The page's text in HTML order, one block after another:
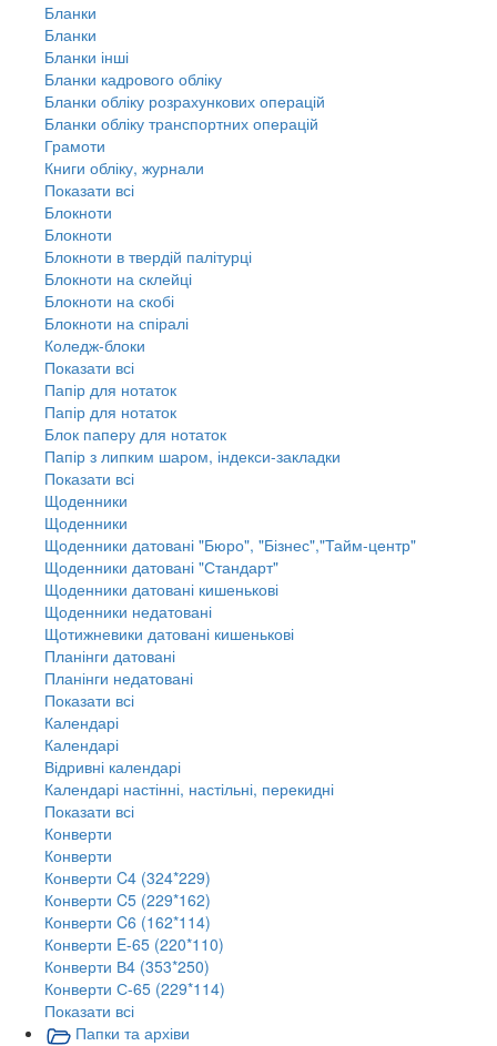
Бланки
Бланки
Бланки інші
Бланки кадрового обліку
Бланки обліку розрахункових операцій
Бланки обліку транспортних операцій
Грамоти
Книги обліку, журнали
Показати всі
Блокноти
Блокноти
Блокноти в твердій палітурці
Блокноти на склейці
Блокноти на скобі
Блокноти на спіралі
Коледж-блоки
Показати всі
Папір для нотаток
Папір для нотаток
Блок паперу для нотаток
Папір з липким шаром, індекси-закладки
Показати всі
Щоденники
Щоденники
Щоденники датовані "Бюро", "Бізнес","Тайм-центр"
Щоденники датовані "Стандарт"
Щоденники датовані кишенькові
Щоденники недатовані
Щотижневики датовані кишенькові
Планінги датовані
Планінги недатовані
Показати всі
Календарі
Календарі
Відривні календарі
Календарі настінні, настільні, перекидні
Показати всі
Конверти
Конверти
Конверти C4 (324*229)
Конверти C5 (229*162)
Конверти C6 (162*114)
Конверти E-65 (220*110)
Конверти В4 (353*250)
Конверти С-65 (229*114)
Показати всі
Папки та архіви